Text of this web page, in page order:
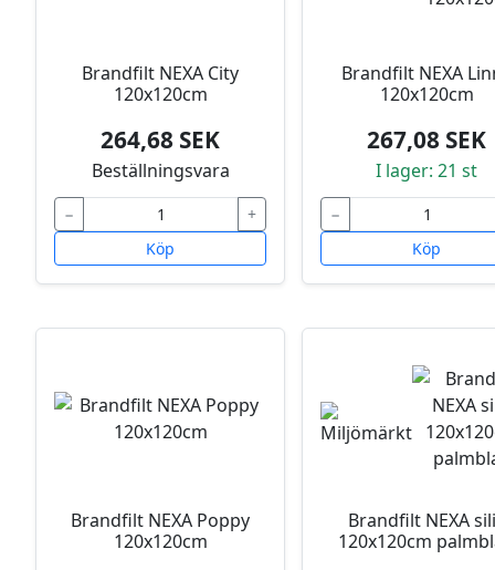
Brandfilt NEXA City
120x120cm
264,68 SEK
Beställningsvara
−
+
Köp
Brandfilt NEXA
120x120cm
267,08 SEK
I lager: 21 st
−
Köp
Brandfilt NEXA Poppy
120x120cm
Brandfilt NEXA
120x120cm